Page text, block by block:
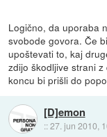
Logično, da uporaba
svobode govora. Če
upoštevati to, kaj
zdijo škodljive strani
koncu bi prišli do
[D]emon
::27. jun 2010,